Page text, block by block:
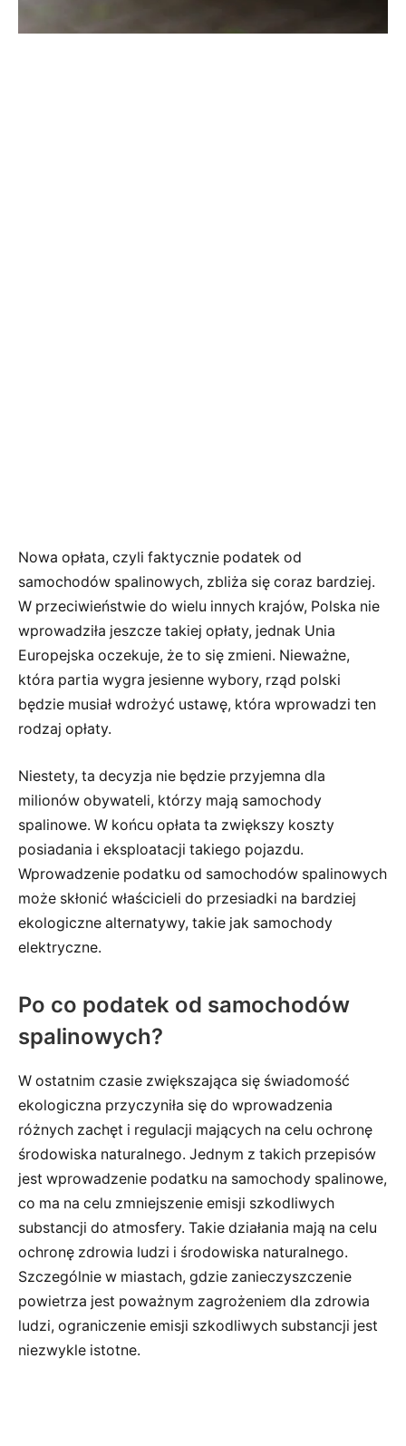
Nowa opłata, czyli faktycznie podatek od
samochodów spalinowych, zbliża się coraz bardziej.
W przeciwieństwie do wielu innych krajów, Polska nie
wprowadziła jeszcze takiej opłaty, jednak Unia
Europejska oczekuje, że to się zmieni. Nieważne,
która partia wygra jesienne wybory, rząd polski
będzie musiał wdrożyć ustawę, która wprowadzi ten
rodzaj opłaty.
Niestety, ta decyzja nie będzie przyjemna dla
milionów obywateli, którzy mają samochody
spalinowe. W końcu opłata ta zwiększy koszty
posiadania i eksploatacji takiego pojazdu.
Wprowadzenie podatku od samochodów spalinowych
może skłonić właścicieli do przesiadki na bardziej
ekologiczne alternatywy, takie jak samochody
elektryczne.
Po co podatek od samochodów
spalinowych?
W ostatnim czasie zwiększająca się świadomość
ekologiczna przyczyniła się do wprowadzenia
różnych zachęt i regulacji mających na celu ochronę
środowiska naturalnego. Jednym z takich przepisów
jest wprowadzenie podatku na samochody spalinowe,
co ma na celu zmniejszenie emisji szkodliwych
substancji do atmosfery. Takie działania mają na celu
ochronę zdrowia ludzi i środowiska naturalnego.
Szczególnie w miastach, gdzie zanieczyszczenie
powietrza jest poważnym zagrożeniem dla zdrowia
ludzi, ograniczenie emisji szkodliwych substancji jest
niezwykle istotne.